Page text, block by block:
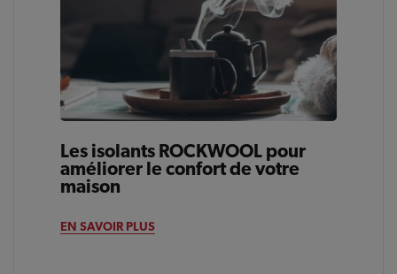
Les isolants ROCKWOOL pour
améliorer le confort de votre
maison
EN SAVOIR PLUS